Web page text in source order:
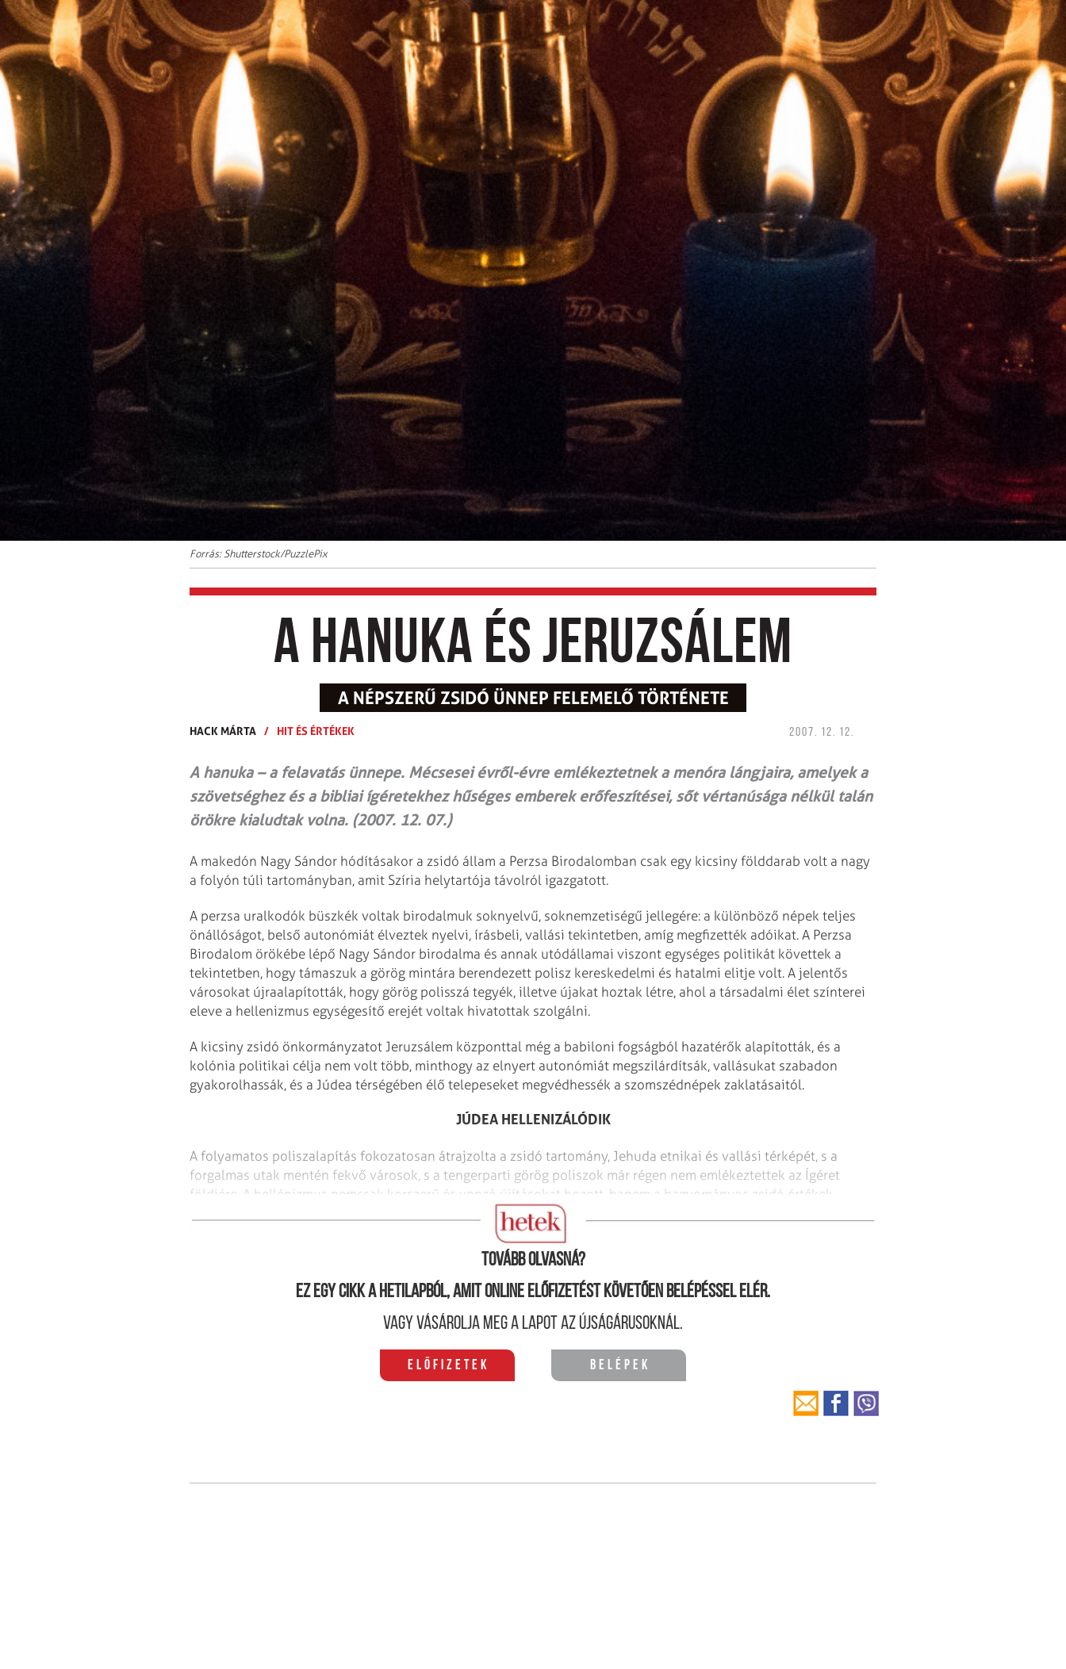
Forrás: Shutterstock/PuzzlePix
A hanuka és Jeruzsálem
A NÉPSZERŰ ZSIDÓ ÜNNEP FELEMELŐ TÖRTÉNETE
HACK MÁRTA / HIT ÉS ÉRTÉKEK 2007. 12. 12.
A hanuka – a felavatás ünnepe. Mécsesei évről-évre emlékeztetnek a menóra lángjaira, amelyek a
szövetséghez és a bibliai ígéretekhez hűséges emberek erőfeszítései, sőt vértanúsága nélkül talán
örökre kialudtak volna. (2007. 12. 07.)
A makedón Nagy Sándor hódításakor a zsidó állam a Perzsa Birodalomban csak egy kicsiny földdarab volt a nagy
a folyón túli tartományban, amit Szíria helytartója távolról igazgatott.
A perzsa uralkodók büszkék voltak birodalmuk soknyelvű, soknemzetiségű jellegére: a különböző népek teljes
önállóságot, belső autonómiát élveztek nyelvi, írásbeli, vallási tekintetben, amíg megfizették adóikat. A Perzsa
Birodalom örökébe lépő Nagy Sándor birodalma és annak utódállamai viszont egységes politikát követtek a
tekintetben, hogy támaszuk a görög mintára berendezett polisz kereskedelmi és hatalmi elitje volt. A jelentős
városokat újraalapították, hogy görög polisszá tegyék, illetve újakat hoztak létre, ahol a társadalmi élet színterei
eleve a hellenizmus egységesítő erejét voltak hivatottak szolgálni.
A kicsiny zsidó önkormányzatot Jeruzsálem központtal még a babiloni fogságból hazatérők alapították, és a
kolónia politikai célja nem volt több, minthogy az elnyert autonómiát megszilárdítsák, vallásukat szabadon
gyakorolhassák, és a Júdea térségében élő telepeseket megvédhessék a szomszédnépek zaklatásaitól.
JÚDEA HELLENIZÁLÓDIK
A folyamatos poliszalapítás fokozatosan átrajzolta a zsidó tartomány, Jehuda etnikai és vallási térképét, s a
forgalmas utak mentén fekvő városok, s a tengerparti görög poliszok már régen nem emlékeztettek az Ígéret
földjére. A hellénizmus nemcsak korszerű és vonzó újításokat hozott, hanem a hagyományos zsidó értékek
folyamatos leértékelődését, a különállás lassú feladását.
Tovább olvasná?
Ez egy cikk a hetilapból, amit online előfizetést követően belépéssel elér.
Vagy vásárolja meg a lapot az újságárusoknál.
Előfizetek Belépek